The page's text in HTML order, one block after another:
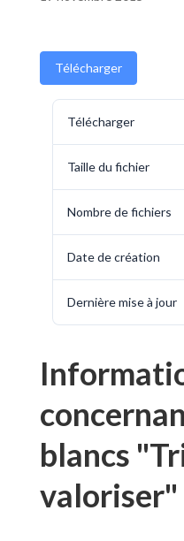
Télécharger
Télécharger
Taille du fichier
Nombre de fichiers
Date de création
Dernière mise à jour
blancs
valoriser"